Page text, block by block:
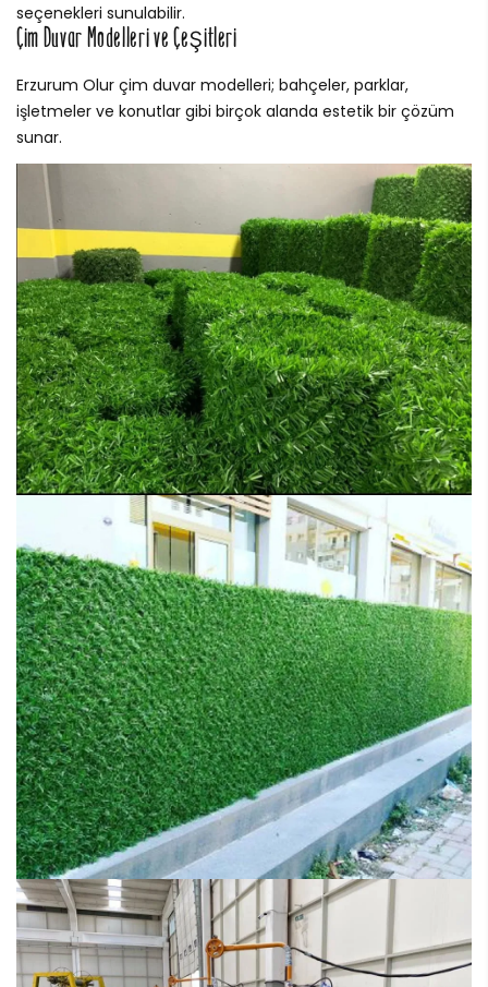
seçenekleri sunulabilir.
Çim Duvar Modelleri ve Çeşitleri
Erzurum Olur çim duvar modelleri; bahçeler, parklar,
işletmeler ve konutlar gibi birçok alanda estetik bir çözüm
sunar.